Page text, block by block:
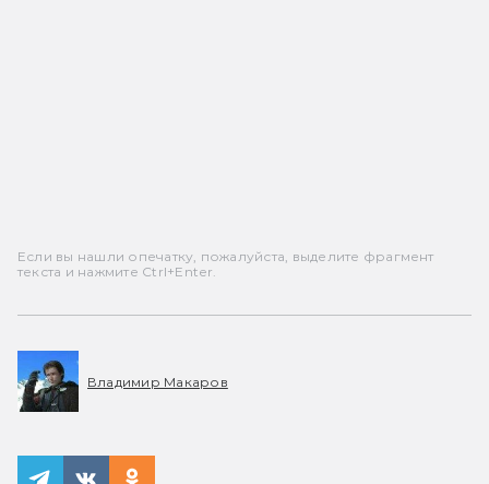
Если вы нашли опечатку, пожалуйста, выделите фрагмент
текста и нажмите Ctrl+Enter.
Владимир Макаров